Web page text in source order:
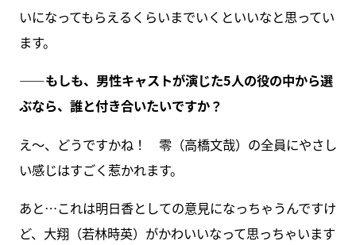
いになってもらえるくらいまでいくといいなと思ってい
ます。
――もしも、男性キャストが演じた5人の役の中から選
ぶなら、誰と付き合いたいですか？
え～、どうですかね！ 零（高橋文哉）の全員にやさし
い感じはすごく惹かれます。
あと…これは明日香としての意見になっちゃうんですけ
ど、大翔（若林時英）がかわいいなって思っちゃいます